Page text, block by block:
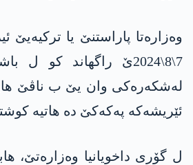
وەزارەتا پاراستنێ یا
7\8\2024ێ راگهاند کو ل
لەشکەرەکی وان یێ ب ناڤێ
ئێریشه‌كه‌ په‌كه‌كێ ده‌ هاتیە
ل گۆری داخویانیا وەزارەتێ،